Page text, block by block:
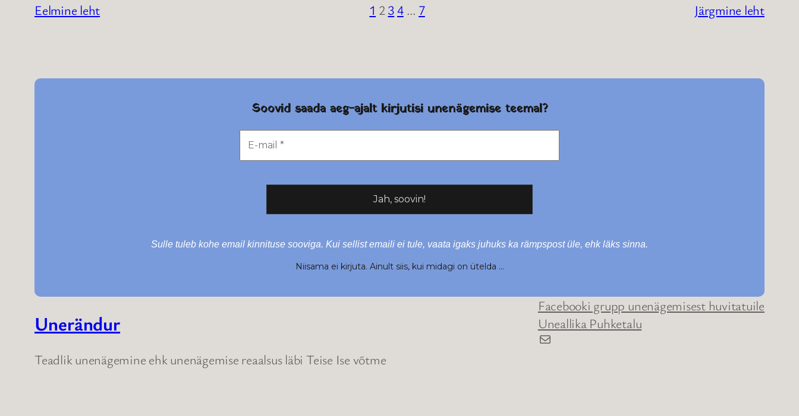
Eelmine leht 1 234 … 7 Järgmine leht
Soovid saada aeg-ajalt kirjutisi unenägemise teemal?
Sulle tuleb kohe email kinnituse sooviga. Kui sellist emaili ei tule, vaata igaks juhuks ka rämpspost üle, ehk läks sinna.
Niisama ei kirjuta. Ainult siis, kui midagi on ütelda …
Unerändur
Teadlik unenägemine ehk unenägemise reaalsus läbi Teise Ise võtme
Facebooki grupp unenägemisest huvitatuile
Uneallika Puhketalu
E-post